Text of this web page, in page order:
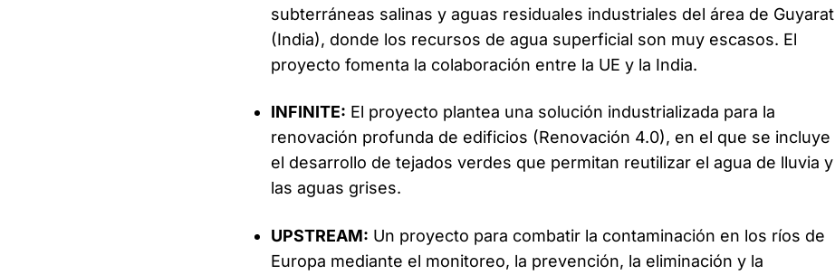
subterráneas salinas y aguas residuales industriales del área de Guyarat
(India), donde los recursos de agua superficial son muy escasos. El
proyecto fomenta la colaboración entre la UE y la India.
INFINITE: El proyecto plantea una solución industrializada para la
renovación profunda de edificios (Renovación 4.0), en el que se incluye
el desarrollo de tejados verdes que permitan reutilizar el agua de lluvia y
las aguas grises.
UPSTREAM: Un proyecto para combatir la contaminación en los ríos de
Europa mediante el monitoreo, la prevención, la eliminación y la